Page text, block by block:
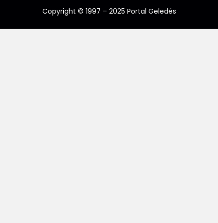
Copyright © 1997 – 2025 Portal Geledés